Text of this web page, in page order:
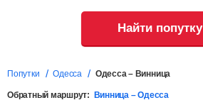
Найти попутку
Попутки Одесса Одесса – Винница
Обратный маршрут: Винница – Одесса